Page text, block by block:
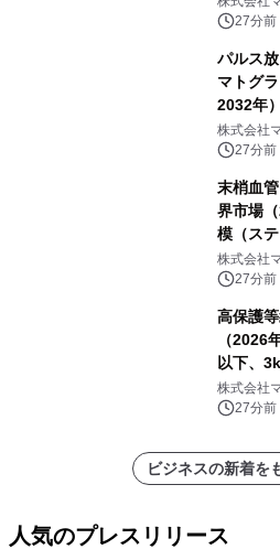
27分前
パルス
マトグ
2032年
タリン
レポート
株式会社
27分前
末梢血
界市場
模（ス
イヤー
ー、そ
株式会社
27分前
高保護
（2026
以下、
超）・
株式会社
27分前
ビジネスの新着を
人気のプレスリリース